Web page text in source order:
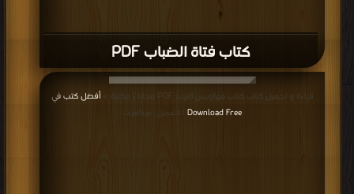
كتاب فتاة الضباب PDF
قراءة و تحميل كتاب كتاب مهاويس الترند PDF مجانا | مكتبة >
أفضل كتب في
Download Free
| التحميل : مرة/مرات